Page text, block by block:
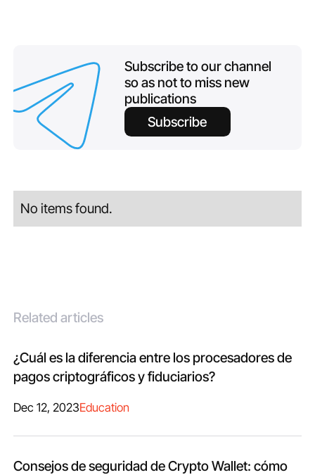
Subscribe to our channel
so as not to miss new
publications
Subscribe
No items found.
Related articles
¿Cuál es la diferencia entre los procesadores de
pagos criptográficos y fiduciarios?
Dec 12, 2023Education
Consejos de seguridad de Crypto Wallet: cómo